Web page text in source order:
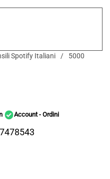
Spotify Italiani
5000
Account - Ordini